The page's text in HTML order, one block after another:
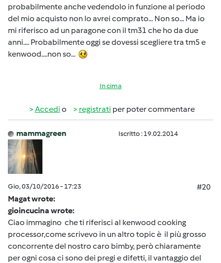
probabilmente anche vedendolo in funzione al periodo
del mio acquisto non lo avrei comprato... Non so... Ma io
mi riferisco ad un paragone con il tm31 che ho da due
anni.... Probabilmente oggi se dovessi scegliere tra tm5 e
kenwood....non so...
In cima
Accedi o registrati per poter commentare
mammagreen Iscritto : 19.02.2014
Gio, 03/10/2016 - 17:23
#20
Magat wrote:
gioincucina wrote:
Ciao immagino che ti riferisci al kenwood cooking
processor,come scrivevo in un altro topic è il più grosso
concorrente del nostro caro bimby, però chiaramente
per ogni cosa ci sono dei pregi e difetti, il vantaggio del